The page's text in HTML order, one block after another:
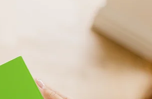
som verkligen berör hennes hjärta.